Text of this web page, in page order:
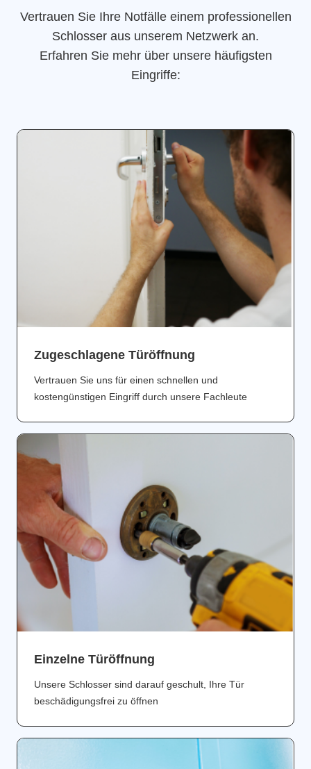
Vertrauen Sie Ihre Notfälle einem professionellen
Schlosser aus unserem Netzwerk an.
Erfahren Sie mehr über unsere häufigsten
Eingriffe:
Zugeschlagene Türöffnung
Vertrauen Sie uns für einen schnellen und
kostengünstigen Eingriff durch unsere Fachleute
Einzelne Türöffnung
Unsere Schlosser sind darauf geschult, Ihre Tür
beschädigungsfrei zu öffnen